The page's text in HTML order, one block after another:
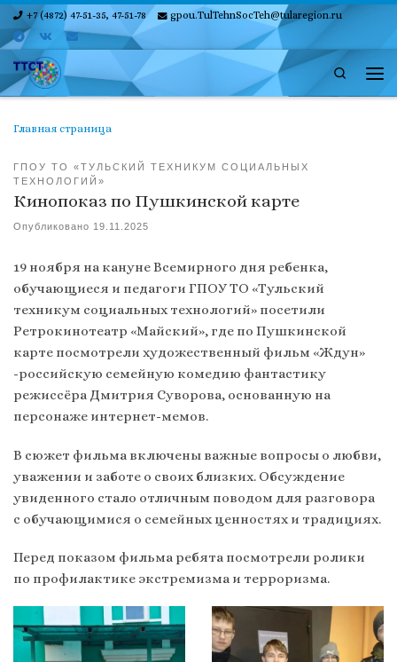
Skip to content
+7 (4872) 47-51-35, 47-51-78 gpou.TulTehnSocTeh@tularegion.ru
Search
Главная страница
ГПОУ ТО «ТУЛЬСКИЙ ТЕХНИКУМ СОЦИАЛЬНЫХ
ТЕХНОЛОГИЙ»
Кинопоказ по Пушкинской карте
Опубликовано 19.11.2025
19 ноября на кануне Всемирного дня ребенка,
обучающиеся и педагоги ГПОУ ТО «Тульский
техникум социальных технологий» посетили
Ретрокинотеатр «Майский», где по Пушкинской
карте посмотрели художественный фильм «Ждун»
-российскую семейную комедию фантастику
режиссёра Дмитрия Суворова, основанную на
персонаже интернет-мемов.
В сюжет фильма включены важные вопросы о любви,
уважении и заботе о своих близких. Обсуждение
увиденного стало отличным поводом для разговора
с обучающимися о семейных ценностях и традициях.
Перед показом фильма ребята посмотрели ролики
по профилактике экстремизма и терроризма.